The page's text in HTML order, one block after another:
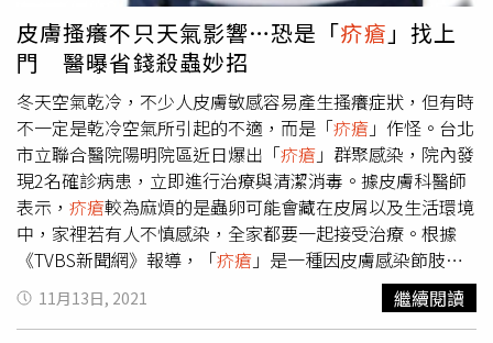
皮膚搔癢不只天氣影響…恐是「疥瘡 」找上
門 醫曝省錢殺蟲妙招
冬天空氣乾冷，不少人皮膚敏感容易產生搔癢症狀，但有時
不一定是乾冷空氣所引起的不適，而是「疥瘡 」作怪。台北
市立聯合醫院陽明院區近日爆出「疥瘡 」群聚感染，院內發
現2名確診病患，立即進行治療與清潔消毒。據皮膚科醫師
表示， 疥瘡較為麻煩的是蟲卵可能會藏在皮屑以及生活環境
中，家裡若有人不慎感染，全家都要一起接受治療。根據
《TVBS新聞網》報導，「疥瘡 」是一種因皮膚感染節肢動
物疥螨（Sarcoptes scabiei）引起嚴重搔癢的皮膚病，經常
伴隨著劇癢令人難耐，患者常可發現皮膚上出現粟粒大的小
11月13日, 2021 繼續閱讀